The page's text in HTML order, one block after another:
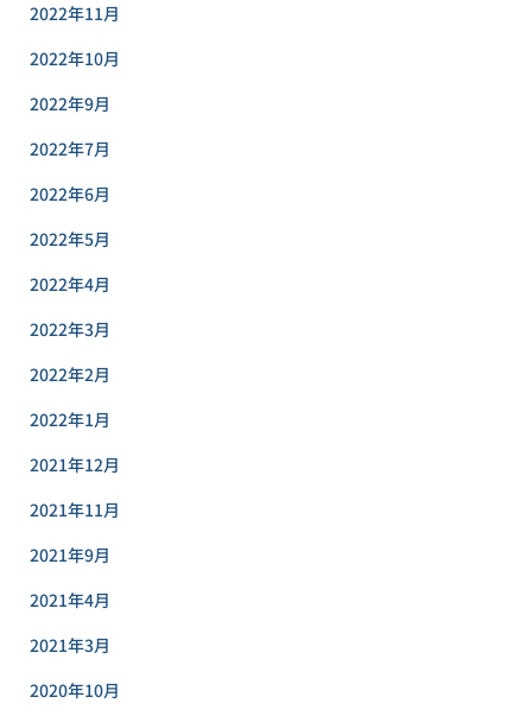
2022年11月
2022年10月
2022年9月
2022年7月
2022年6月
2022年5月
2022年4月
2022年3月
2022年2月
2022年1月
2021年12月
2021年11月
2021年9月
2021年4月
2021年3月
2020年10月